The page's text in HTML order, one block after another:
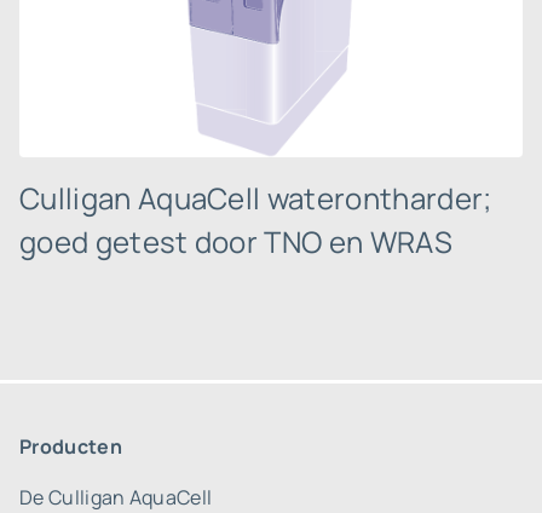
Culligan AquaCell waterontharder;
goed getest door TNO en WRAS
Producten
De Culligan AquaCell